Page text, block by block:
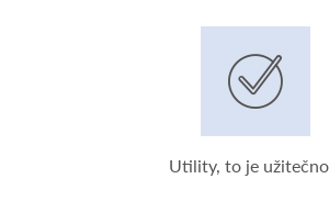
Utility, to je